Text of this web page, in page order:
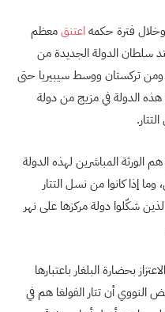
اعتنقمعظم
سلطان الدولة الجديدة من
ومن تركستان ووسط سيبيريا حتى
هذه الدولة في مزيج من دولة
الورثة المباشرين لهذه الدولة
وما إذا كانوا من نسل التتار
شكّلوا دولة مركزها على نهر
بحضارة البلغار باعتبارها
النووي أن تتار الفولغا هم في